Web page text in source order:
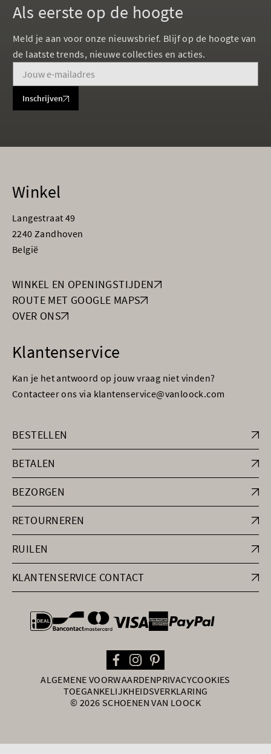
Als eerste op de hoogte
Meld je aan voor onze nieuwsbrief. Blijf op de hoogte van
de laatste trends, nieuwe collecties en acties.
Inschrijven
Winkel
Langestraat 49
2240 Zandhoven
België
WINKEL EN OPENINGSTIJDEN
ROUTE MET GOOGLE MAPS
OVER ONS
Klantenservice
Kan je het antwoord op jouw vraag niet vinden?
Contacteer ons via klantenservice@vanloock.com
BESTELLEN
BETALEN
BEZORGEN
RETOURNEREN
RUILEN
KLANTENSERVICE CONTACT
general.paymentOptions
ALGEMENE VOORWAARDENPRIVACYCOOKIES
TOEGANKELIJKHEIDSVERKLARING
© 2026 SCHOENEN VAN LOOCK